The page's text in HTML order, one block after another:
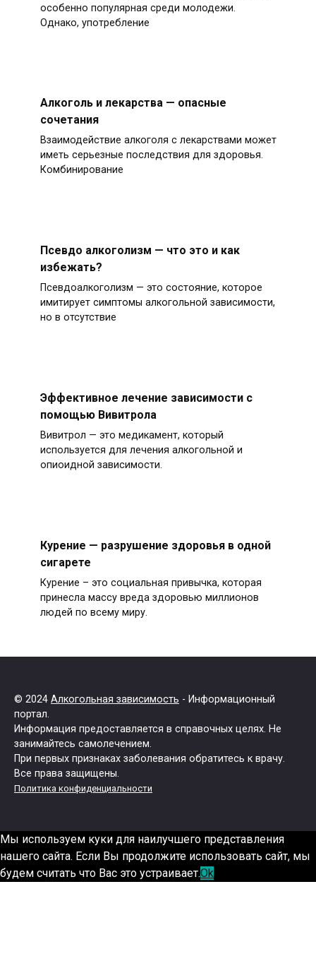
особенно популярная среди молодежи.
Однако, употребление
Алкоголь и лекарства — опасные
сочетания
Взаимодействие алкоголя с лекарствами может
иметь серьезные последствия для здоровья.
Комбинирование
Псевдо алкоголизм — что это и как
избежать?
Псевдоалкоголизм — это состояние, которое
имитирует симптомы алкогольной зависимости,
но в отсутствие
Эффективное лечение зависимости с
помощью Вивитрола
Вивитрол — это медикамент, который
используется для лечения алкогольной и
опиоидной зависимости.
Курение — разрушение здоровья в одной
сигарете
Курение – это социальная привычка, которая
принесла массу вреда здоровью миллионов
людей по всему миру.
© 2024 Алкогольная зависимость - Информационный
портал.
Информация предоставляется в справочных целях. Не
занимайтесь самолечением.
При первых признаках заболевания обратитесь к врачу.
Все права защищены.
Политика конфиденциальности
Мы используем куки для наилучшего представления
нашего сайта. Если Вы продолжите использовать сайт, мы
будем считать что Вас это устраивает.Ok